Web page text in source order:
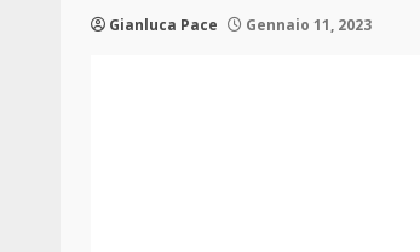
Gianluca Pace Gennaio 11, 2023